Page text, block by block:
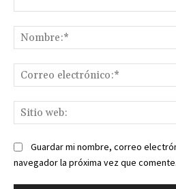
Guardar mi nombre, correo
navegador la próxima vez que comente.